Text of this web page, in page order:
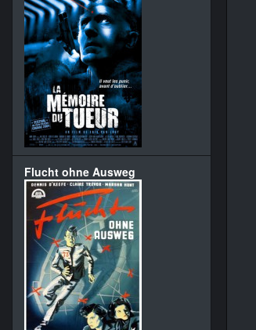
Flucht ohne Ausweg